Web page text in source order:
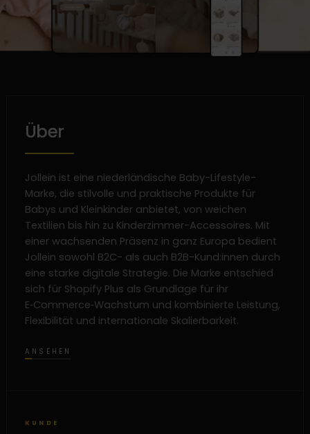
Über
Jollein ist eine niederländische Baby-Lifestyle-
Marke, die stilvolle und praktische Produkte für
Babys und Kleinkinder anbietet, von weichen
Textilien bis hin zu Kinderzimmer-Accessoires. Mit
einer wachsenden Präsenz in ganz Europa bedient
Jollein sowohl B2C- als auch B2B-Kund:innen durch
eine starke digitale Strategie. Die Marke entschied
sich für Shopify Plus als Grundlage für ihr
E‑Commerce‑Wachstum und kombinierte Leistung,
Flexibilität und internationale Skalierbarkeit.
ANSEHEN
KUNDE